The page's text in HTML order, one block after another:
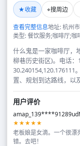
★收藏 ⌖搜周边
查看完整信息地址: 杭州
类型: 餐饮服务;咖啡厅;咖
什么鬼是一家咖啡厅，
柳巷历史街区)。电话：
30.240154,120.176111
置、规划到达路线，以
用户评价
★★★★★
老板娘是女滴。一个很漂
错。去吧！